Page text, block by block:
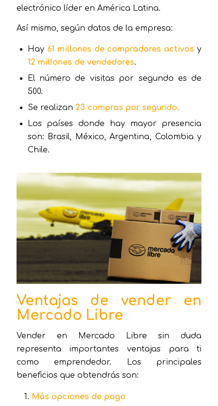
electrónico líder en América Latina.
Así mismo, según datos de la empresa:
Hay 61 millones de compradores activos y
12 millones de vendedores.
El número de visitas por segundo es de
500.
Se realizan 23 compras por segundo.
Los países donde hay mayor presencia
son: Brasil, México, Argentina, Colombia y
Chile.
Ventajas de vender en
Mercado Libre
Vender en Mercado Libre sin duda
representa importantes ventajas para ti
como emprendedor. Los principales
beneficios que obtendrás son:
Más opciones de pago